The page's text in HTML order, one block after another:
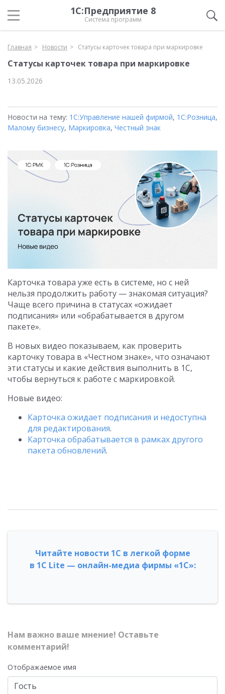
1С:Предприятие 8
Система программ
Главная Новости Статусы карточек товара при маркировке
Статусы карточек товара при маркировке
13.05.2026
Новости на тему: 1С:Управление нашей фирмой, 1С:Розница,
Малому бизнесу, Маркировка, Честный знак
Карточка товара уже есть в системе, но с ней
нельзя продолжить работу — знакомая ситуация?
Чаще всего причина в статусах «ожидает
подписания» или «обрабатывается в другом
пакете».
В новых видео показываем, как проверить
карточку товара в «Честном знаке», что означают
эти статусы и какие действия выполнить в 1С,
чтобы вернуться к работе с маркировкой.
Новые видео:
Карточка ожидает подписания и недоступна
для редактирования.
Карточка обрабатывается в рамках другого
пакета обновлений.
Читайте новости 1С в легкой форме
в 1С Lite — онлайн-медиа фирмы «1С»:
Нам важно ваше мнение! Оставьте
комментарий!
Отображаемое имя